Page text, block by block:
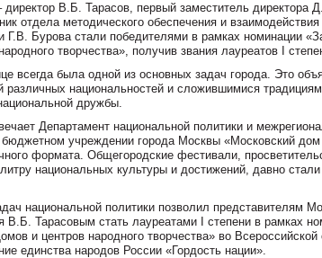
В.Б. Тарасов, первый заместитель директора
отдела методического обеспечения и
Г.В. Бурова стали победителями в рамках номинации
творчества», получив звания лауреатов I
всегда была одной из основных задач города. Это
национальностей и сложившимися
дружбы.
Департамент национальной политики и
учреждении города Москвы «Московский дом
формата. Общегородские фестивали,
национальных культуры и достижений, давно
национальной политики позволил представителям
В.Б. Тарасовым стать лауреатами I степени в рамках
и центров народного творчества» во
единства народов России «Гордость нации».